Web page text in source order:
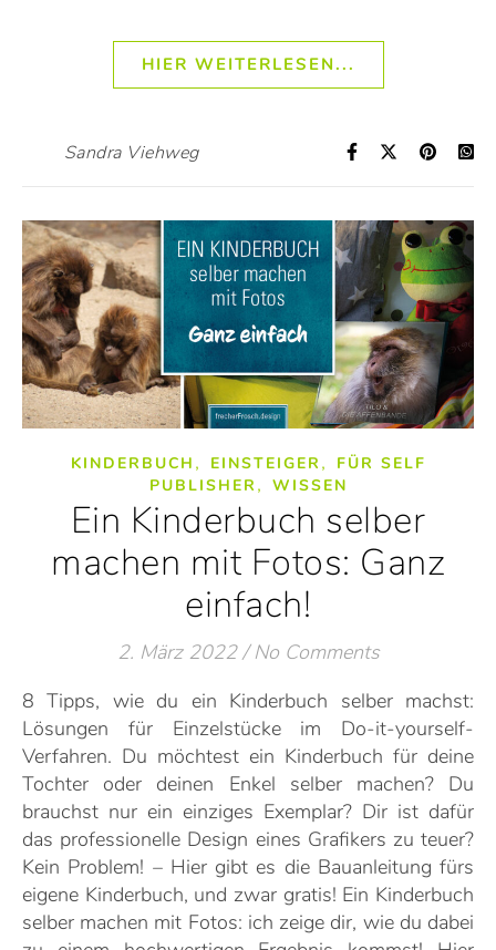
HIER WEITERLESEN...
Sandra Viehweg
KINDERBUCH , EINSTEIGER ,
FÜR SELF
PUBLISHER , WISSEN
Ein Kinderbuch selber
machen mit Fotos: Ganz
einfach!
2. März 2022 / No Comments
8 Tipps, wie du ein Kinderbuch selber machst:
Lösungen für Einzelstücke im Do-it-yourself-
Verfahren. Du möchtest ein Kinderbuch für deine
Tochter oder deinen Enkel selber machen? Du
brauchst nur ein einziges Exemplar? Dir ist dafür
das professionelle Design eines Grafikers zu teuer?
Kein Problem! – Hier gibt es die Bauanleitung fürs
eigene Kinderbuch, und zwar gratis! Ein Kinderbuch
selber machen mit Fotos: ich zeige dir, wie du dabei